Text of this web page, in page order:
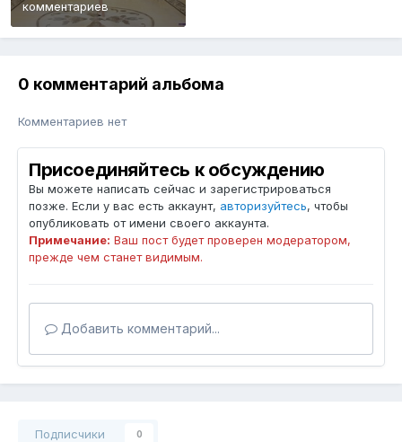
комментариев
0 комментарий альбома
Комментариев нет
Присоединяйтесь к обсуждению
Вы можете написать сейчас и зарегистрироваться
позже. Если у вас есть аккаунт, авторизуйтесь, чтобы
опубликовать от имени своего аккаунта.
Примечание: Ваш пост будет проверен модератором,
прежде чем станет видимым.
Добавить комментарий...
Подписчики 0